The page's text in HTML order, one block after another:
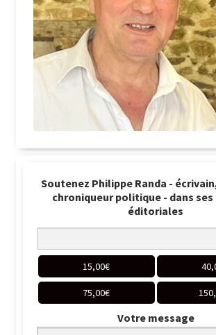
Soutenez Philippe Randa -
chroniqueur politique - dans
éditoriales
15,00€
75,00€
Votre message